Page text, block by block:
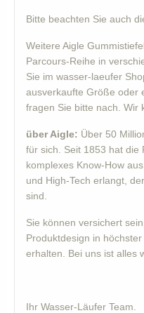
Bitte beachten Sie auch
Weitere Aigle
Parcours-Reihe in
Sie im wasser-laeufer
ausverkaufte Größe oder
fragen Sie bitte nach. Wir
über Aigle: Über 50
für sich. Seit 1853 hat die
komplexes Know-How
und High-Tech erlangt,
sind.
Sie können versichert
Produktdesign in
erhalten. Bei uns ist alles
Ihr Wasser-Läufer Team.